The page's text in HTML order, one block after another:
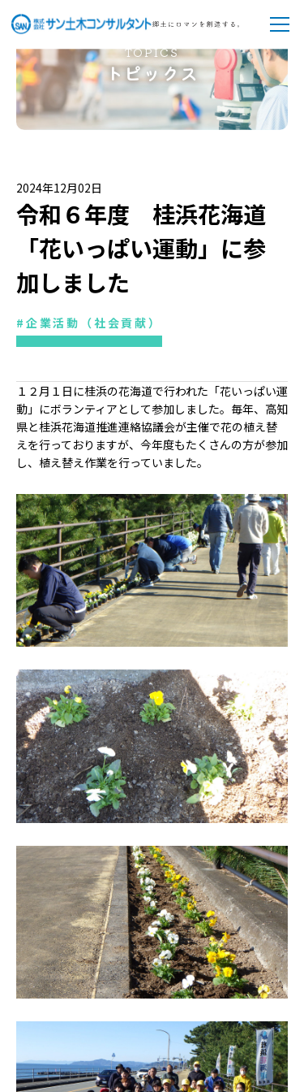
TOPICS
トピックス
2024年12月02日
令和６年度 桂浜花海道
「花いっぱい運動」に参
加しました
#企業活動（社会貢献）
１２月１日に桂浜の花海道で行われた「花いっぱい運
動」にボランティアとして参加しました。毎年、高知
県と桂浜花海道推進連絡協議会が主催で花の植え替
えを行っておりますが、今年度もたくさんの方が参加
し、植え替え作業を行っていました。